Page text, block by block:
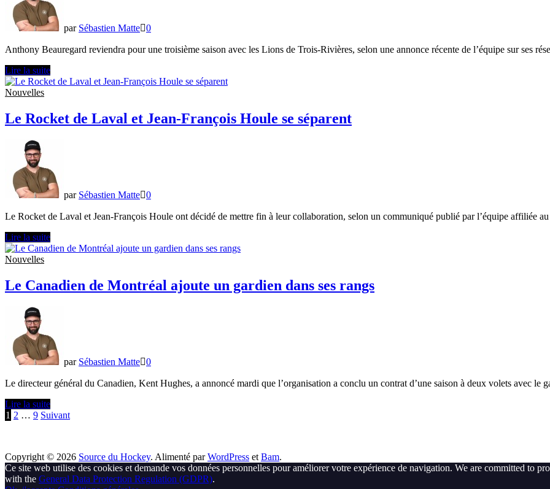
par Sébastien Matte 0
Anthony Beauregard reviendra pour une troisième saison avec les Lions de Trois-Rivières, selon une annonce récente de l’équipe sur ses
Anthony
Beauregard
est
retour
avec
Lions
une
troisième
saison
Lire la suite
Nouvelles
Le Rocket de Laval et Jean-François Houle se séparent
par Sébastien Matte 0
Le Rocket de Laval et Jean-François Houle ont décidé de mettre fin à leur collaboration, selon un communiqué publié par l’équipe affiliée
Le
Rocket
de
et
Jean-
Houle
séparent
Lire la suite
Nouvelles
Le Canadien de Montréal ajoute un gardien dans ses rangs
par Sébastien Matte 0
Le directeur général du Canadien, Kent Hughes, a annoncé mardi que l’organisation a conclu un contrat d’une saison à deux volets avec le
Le
Canadien
un
gardien
dans
Lire la suite
Pagination
publications
1 2 … 9 Suivant
Copyright © 2026 Source du Hockey. Alimenté parWordPress et Bam.
Ce site web utilise des cookies et demande vos données personnelles pour améliorer votre expérience de navigation. We are committed to
with the General Data Protection Regulation (GDPR).